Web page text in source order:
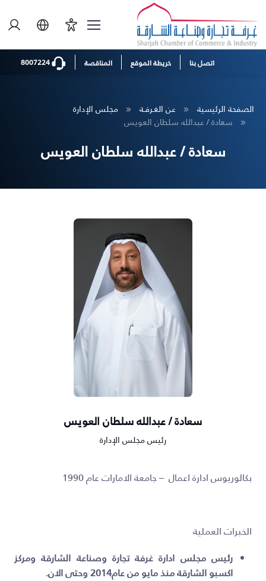
اتصل بنا خريطة الموقع المناقصة
الصفحة الرئيسية عن الغـرفـة
مجلس الإدارة
سعادة / عبدالله سلطان العويس
سعادة / عبدالله سلطان العويس
سعادة / عبدالله سلطان العويس
رئيس مجلس الإدارة
بكالوريوس ادارة اعمال – جامعة الامارات عام 1990
الخبرات العملية
رئيس مجلس ادارة غرفة تجارة وصناعة الشارقة ومركز
اكسبو الشارقة منذ مايو من عام2014 وحتى الان.